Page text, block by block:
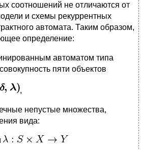
соотношений не отличаются от
и схемы рекуррентных
автомата. Таким образом,
определение:
автоматом типа
пяти объектов
,
непустые множества,
вида: